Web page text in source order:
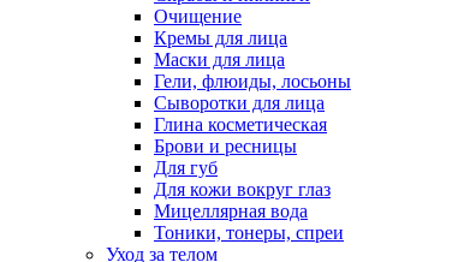
Очищение
Кремы для лица
Маски для лица
Гели, флюиды, лосьоны
Сыворотки для лица
Глина косметическая
Брови и ресницы
Для губ
Для кожи вокруг глаз
Мицеллярная вода
Тоники, тонеры, спреи
Уход за телом